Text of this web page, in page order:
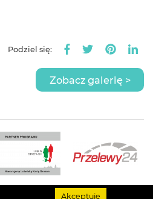
Podziel się:
Zobacz galerię >
Akceptuję